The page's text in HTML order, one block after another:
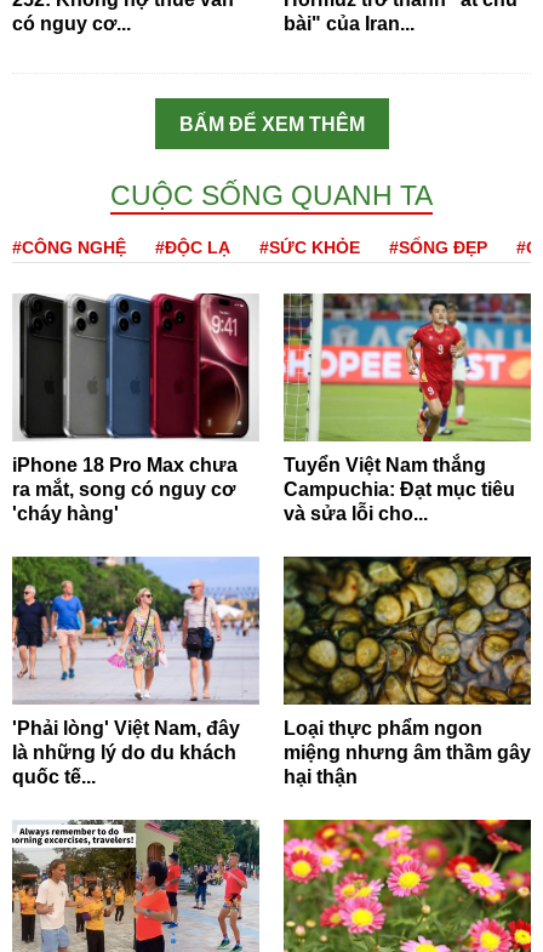
có nguy cơ...
bài" của Iran...
BẤM ĐỂ XEM THÊM
CUỘC SỐNG QUANH TA
#CÔNG NGHỆ #ĐỘC LẠ #SỨC KHỎE #SỐNG ĐẸP
iPhone 18 Pro Max chưa
ra mắt, song có nguy cơ
'cháy hàng'
Tuyển Việt Nam thắng
Campuchia: Đạt mục tiêu
và sửa lỗi cho...
'Phải lòng' Việt Nam, đây
là những lý do du khách
quốc tế...
Loại thực phẩm ngon
miệng nhưng âm thầm gây
hại thận